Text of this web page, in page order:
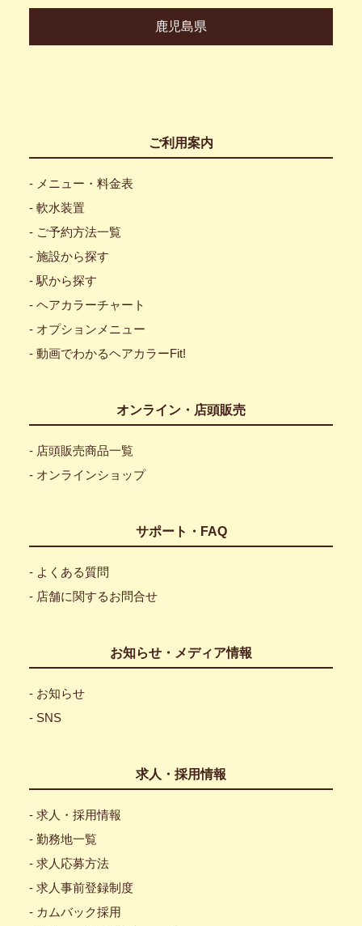
鹿児島県
ご利用案内
- メニュー・料金表
- 軟水装置
- ご予約方法一覧
- 施設から探す
- 駅から探す
- ヘアカラーチャート
- オプションメニュー
- 動画でわかるヘアカラーFit!
オンライン・店頭販売
- 店頭販売商品一覧
- オンラインショップ
サポート・FAQ
- よくある質問
- 店舗に関するお問合せ
お知らせ・メディア情報
- お知らせ
- SNS
求人・採用情報
- 求人・採用情報
- 勤務地一覧
- 求人応募方法
- 求人事前登録制度
- カムバック採用